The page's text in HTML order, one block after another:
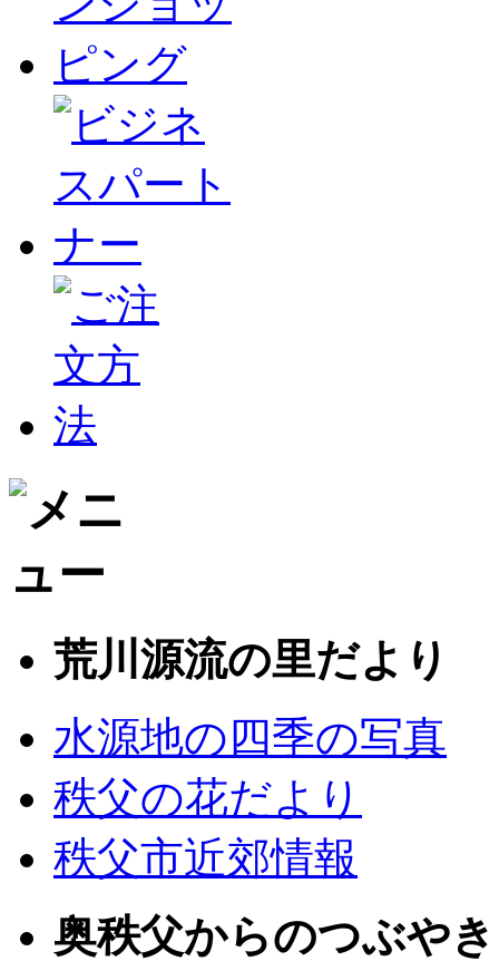
荒川源流の里だより
水源地の四季の写真
秩父の花だより
秩父市近郊情報
奥秩父からのつぶやき